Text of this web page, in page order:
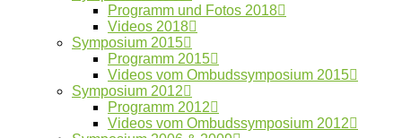
Programm und Fotos 2018
Videos 2018
Symposium 2015
Programm 2015
Videos vom Ombudssymposium 2015
Symposium 2012
Programm 2012
Videos vom Ombudssymposium 2012
Artifizielle und postartifizielle Texte. über die
Auswirkungen Künstlicher Intelligenz auf die
Erwartungen an literarisches und nichtliterarisches
Schreiben(Hannes Bajohr,Sprache im technischen
, Jahrgang 61, Heft 245, 2023).